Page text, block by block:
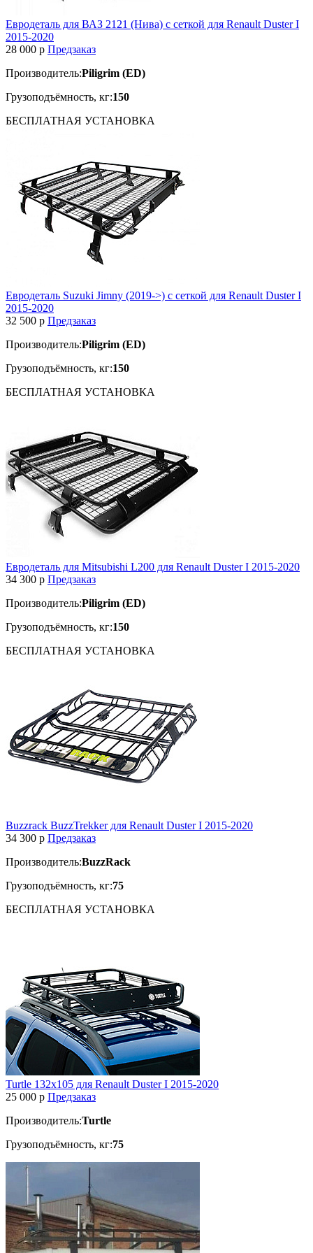
Евродеталь для ВАЗ 2121 (Нива) с сеткой для Renault Duster I
2015-2020
28 000 p Предзаказ
Производитель:Piligrim (ED)
Грузоподъёмность, кг:150
БЕСПЛАТНАЯ УСТАНОВКА
Евродеталь Suzuki Jimny (2019->) с сеткой для Renault Duster I
2015-2020
32 500 p Предзаказ
Производитель:Piligrim (ED)
Грузоподъёмность, кг:150
БЕСПЛАТНАЯ УСТАНОВКА
Евродеталь для Mitsubishi L200 для Renault Duster I 2015-2020
34 300 p Предзаказ
Производитель:Piligrim (ED)
Грузоподъёмность, кг:150
БЕСПЛАТНАЯ УСТАНОВКА
Buzzrack BuzzTrekker для Renault Duster I 2015-2020
34 300 p Предзаказ
Производитель:BuzzRack
Грузоподъёмность, кг:75
БЕСПЛАТНАЯ УСТАНОВКА
Turtle 132x105 для Renault Duster I 2015-2020
25 000 p Предзаказ
Производитель:Turtle
Грузоподъёмность, кг:75